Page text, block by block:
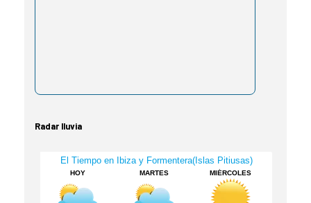
Radar lluvia